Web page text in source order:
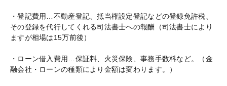
・登記費用…不動産登記、抵当権設定登記などの登録免許税、
その登録を代行してくれる司法書士への報酬（司法書士により
ますが相場は15万前後）
・ローン借入費用…保証料、火災保険、事務手数料など。（金
融会社・ローンの種類により金額は変わります。）